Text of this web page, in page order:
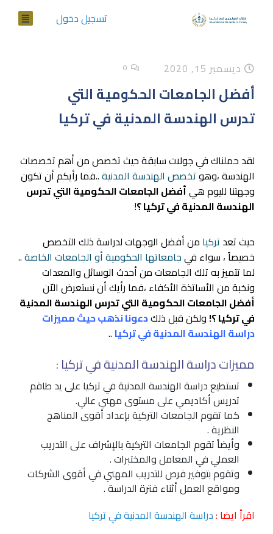
تسجيل دخول
ديسمبر 15, 2020 0
أفضل الجامعات الحكومية التي
تدرس الهندسة المدنية في تركيا
لقد حملناك في جولات سابقة حيث تخصص من أهم تخصصات
الهندسة ،وهوتخصص الهندسة المدنية..فما رأيكم أن تكون
وجهتنا لليوم هيأفضل الجامعات الحكومية التي تدرس
الهندسة المدنية في تركيا ؟!
حيث تعد تركيا من أفضل الوجهات لدراسة ذلك التخصص
خصيصاً ، سواء فيجامعاتها الحكومية أو الجامعات الخاصة..
لما تتميز به تلك الجامعات من أحدث الوسائل والمعدات
ونخبة من الأساتذة الأكفاء ،فما رأيك أن نستعرض الاّن
أفضل الجامعات الحكومية التي تدرس الهندسة المدنية
في تركيا ؟! ولكن قبل ذلكدعونا نذهب حيث مميزات
دراسة الهندسة المدنية في تركيا ..
مميزات دراسة الهندسة المدنية في تركيا :
تستطيع دراسة الهندسة المدنية في تركيا على يد طاقم
تدريس أكاديمي على مستوى مهني عالي.
كما تقوم الجامعات التركية بإعداد أقوى المناهج
النظرية .
وأيضاً تقوم الجامعات التركية بالإشراف على التدريب
العملي في المعامل والمختبرات .
وتقوم بتوفير فرص للتدريب المهني في أقوى الشركات
ومواقع العمل أثناء فترة الدراسة .
اقرأ ايضا :دراسة الهندسة المدنية في تركيا